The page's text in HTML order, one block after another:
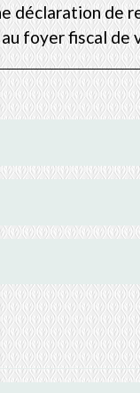
déclaration de
foyer fiscal de